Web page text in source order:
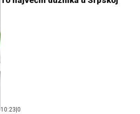
10:23 0